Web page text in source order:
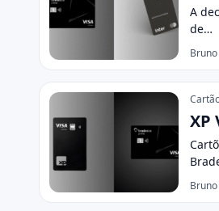
A
de…
XP